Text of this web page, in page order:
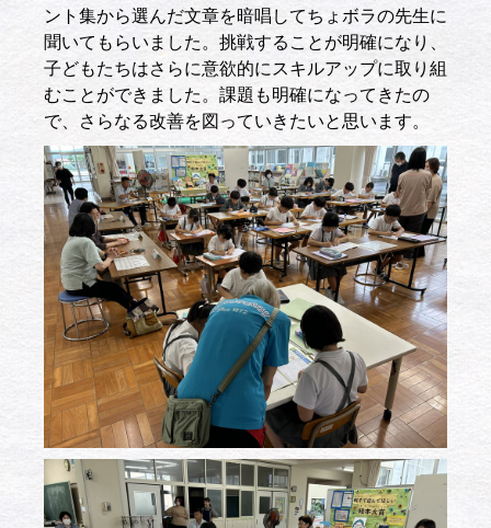
ント集から選んだ文章を暗唱してちょボラの先生に
聞いてもらいました。挑戦することが明確になり、
子どもたちはさらに意欲的にスキルアップに取り組
むことができました。課題も明確になってきたの
で、さらなる改善を図っていきたいと思います。